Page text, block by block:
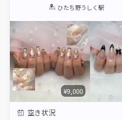
1 2 3 4 5
ひたち野うしく駅
¥9,000
空き状況